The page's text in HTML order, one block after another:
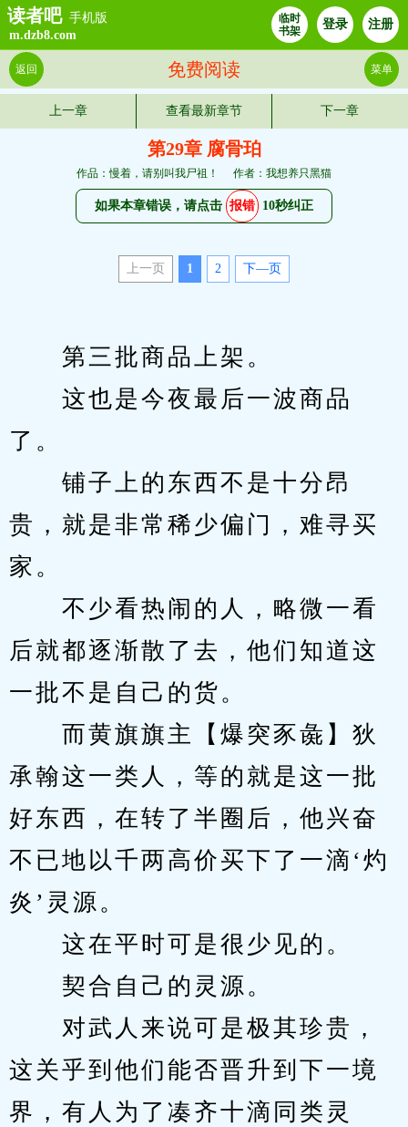
读者吧 手机版
m.dzb8.com
临时
书架
登录 注册
免费阅读
返回 菜单
上一章 查看最新章节 下一章
第29章 腐骨珀
作品：慢着，请别叫我尸祖！ 作者：我想养只黑猫
如果本章错误，请点击 报错 10秒纠正
上一页 1 2 下—页
第三批商品上架。
这也是今夜最后一波商品
了。
铺子上的东西不是十分昂
贵，就是非常稀少偏门，难寻买
家。
不少看热闹的人，略微一看
后就都逐渐散了去，他们知道这
一批不是自己的货。
而黄旗旗主【爆突豕彘】狄
承翰这一类人，等的就是这一批
好东西，在转了半圈后，他兴奋
不已地以千两高价买下了一滴‘灼
炎’灵源。
这在平时可是很少见的。
契合自己的灵源。
对武人来说可是极其珍贵，
这关乎到他们能否晋升到下一境
界，有人为了凑齐十滴同类灵